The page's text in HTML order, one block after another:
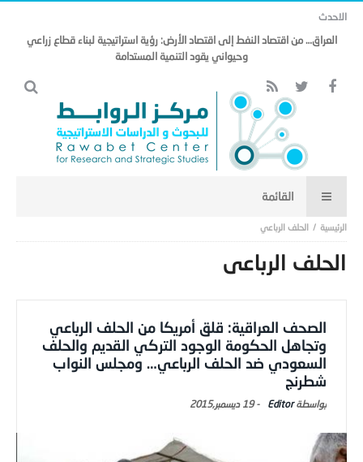
الاحدث
العراق… من اقتصاد النفط إلى اقتصاد الأرض: رؤية استراتيجية لبناء قطاع زراعي
وحيواني يقود التنمية المستدامة
الحلف الرباعي
الحلف الرباعي
الصحف العراقية: قلق أمريكا من الحلف الرباعي
وتجاهل الحكومة الوجود التركي القديم والحلف
السعودي ضد الحلف الرباعي… ومجلس النواب
شطرنج
Editor
-19 ديسمبر,2015